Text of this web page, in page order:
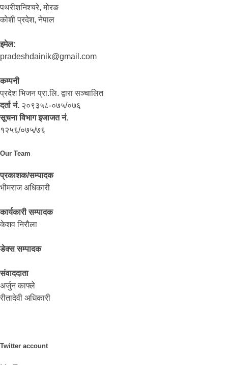
पथरीशनिश्‍चरे, मोरङ
कोशी प्रदेश, नेपाल
इमेल:
pradeshdainik@gmail.com
कम्पनी
प्रदेश भिजन प्रा.लि. द्वारा सञ्‍चालित
दर्ता नं. २०९३५८-०७५/०७६
सूचना विभाग इजाजत नं.
१२५६/०७५/७६
Our Team
प्रकाशक/सम्पादक
भीमराज अधिकारी
कार्यकारी सम्पादक
केशव निरौला
डेक्स सम्पादक
संवाददाता
अर्जुन काफ्ले
रीतादेवी अधिकारी
Twitter account